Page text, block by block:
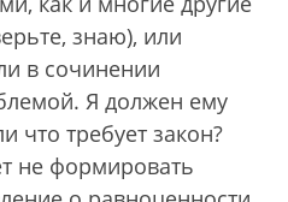
знаю), или
в сочинении
Я должен ему
что требует закон?
не формировать